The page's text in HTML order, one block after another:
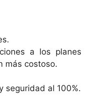
a los planes
más costoso.
seguridad al 100%.